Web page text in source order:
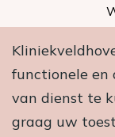
functionele en
van dienst te
graag uw